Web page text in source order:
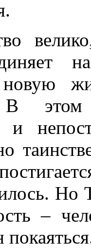
новую
В
и
Но
–